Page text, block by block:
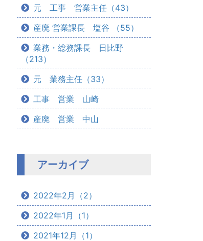
元 工事 営業主任（43）
産廃 営業課長 塩谷 （55）
業務・総務課長 日比野
（213）
元 業務主任（33）
工事 営業 山崎
産廃 営業 中山
アーカイブ
2022年2月（2）
2022年1月（1）
2021年12月（1）